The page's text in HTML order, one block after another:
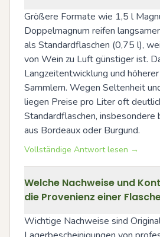
Größere Formate wie 1,5 l
Doppelmagnum reifen
als Standardflaschen (0,75 l),
von Wein zu Luft günstiger ist.
Langzeitentwicklung und
Sammlern. Wegen Seltenheit
liegen Preise pro Liter oft
Standardflaschen,
aus Bordeaux oder Burgund.
Vollständige Antwort lesen →
Welche Nachweise und
die Provenienz einer
Wichtige Nachweise sind